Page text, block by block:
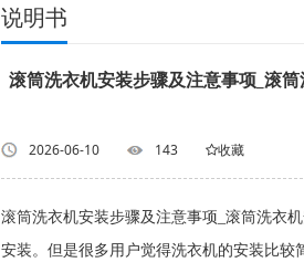
说明书
滚筒洗衣机安装步骤及注意事项_滚
2026-06-10 143 收藏
滚筒洗衣机安装步骤及注意事项_滚筒洗衣
安装。但是很多用户觉得洗衣机的安装比